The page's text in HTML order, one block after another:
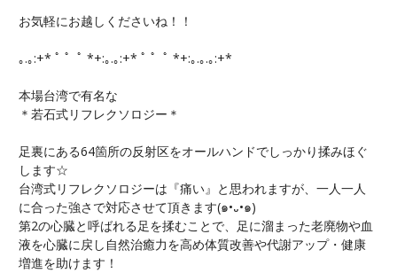
お気軽にお越しくださいね！！
｡.｡:+* ﾟ ゜ﾟ *+:｡.｡:+* ﾟ ゜ﾟ *+:｡.｡.｡:+*
本場台湾で有名な
＊若石式リフレクソロジー＊
足裏にある64箇所の反射区をオールハンドでしっかり揉みほぐ
します☆
台湾式リフレクソロジーは『痛い』と思われますが、一人一人
に合った強さで対応させて頂きます(๑•᎑•๑)
第2の心臓と呼ばれる足を揉むことで、足に溜まった老廃物や血
液を心臓に戻し自然治癒力を高め体質改善や代謝アップ・健康
増進を助けます！